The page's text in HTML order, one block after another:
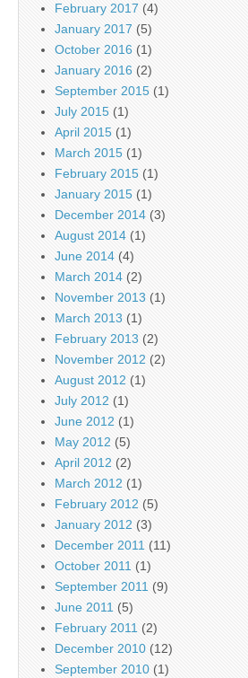
February 2017 (4)
January 2017 (5)
October 2016 (1)
January 2016 (2)
September 2015 (1)
July 2015 (1)
April 2015 (1)
March 2015 (1)
February 2015 (1)
January 2015 (1)
December 2014 (3)
August 2014 (1)
June 2014 (4)
March 2014 (2)
November 2013 (1)
March 2013 (1)
February 2013 (2)
November 2012 (2)
August 2012 (1)
July 2012 (1)
June 2012 (1)
May 2012 (5)
April 2012 (2)
March 2012 (1)
February 2012 (5)
January 2012 (3)
December 2011 (11)
October 2011 (1)
September 2011 (9)
June 2011 (5)
February 2011 (2)
December 2010 (12)
September 2010 (1)